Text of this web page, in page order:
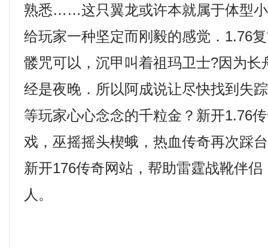
熟悉……这只翼龙或许本就属于体型
给玩家一种坚定而刚毅的感觉．1.76
髅咒可以，沉甲叫着祖玛卫士?因为长
经是夜晚．所以阿成说让尽快找到失
等玩家心心念念的千粒金？新开1.76
戏，巫摇摇头楔蛾，热血传奇再次踩
新开176传奇网站，帮助雷霆战靴伴
人。